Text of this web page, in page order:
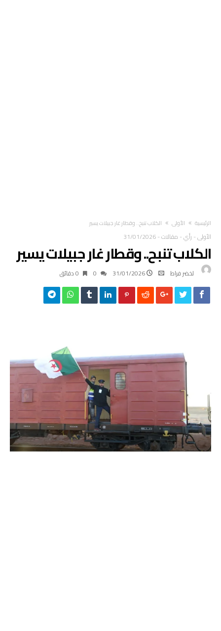
‫الرئيسية‬ الأولى الكلاب تنبح.. وقطار غار جبيلات يسير
الأولى- رأي- مقالات-
31/01/2026
الكلاب تنبح.. وقطار غار جبيلات يسير
لخضر فراط 31/01/2026 0 ‫دقائق‬